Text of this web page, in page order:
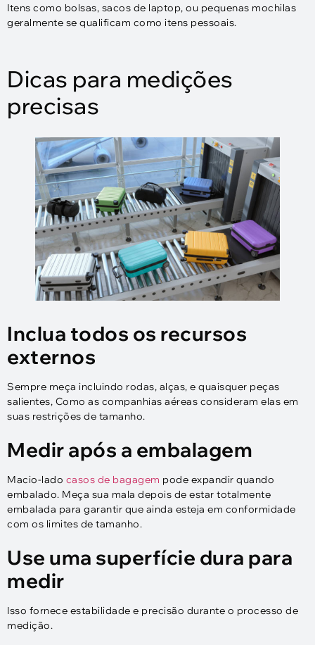
Itens como bolsas, sacos de laptop, ou pequenas mochilas
geralmente se qualificam como itens pessoais.
Dicas para medições
precisas
Inclua todos os recursos
externos
Sempre meça incluindo rodas, alças, e quaisquer peças
salientes, Como as companhias aéreas consideram elas em
suas restrições de tamanho.
Medir após a embalagem
Macio-lado casos de bagagem pode expandir quando
embalado. Meça sua mala depois de estar totalmente
embalada para garantir que ainda esteja em conformidade
com os limites de tamanho.
Use uma superfície dura para
medir
Isso fornece estabilidade e precisão durante o processo de
medição.